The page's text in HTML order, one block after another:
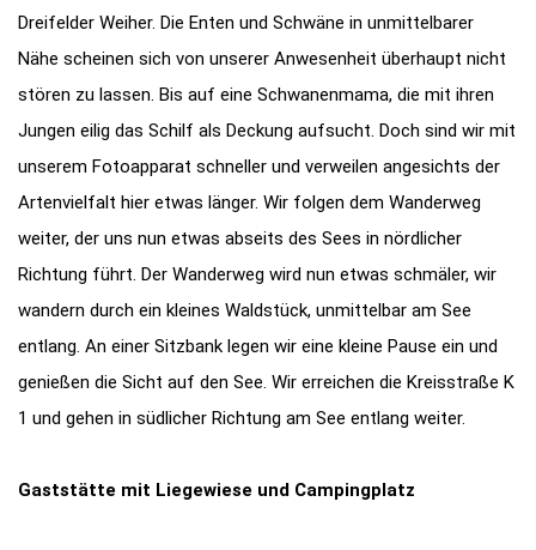
Dreifelder Weiher. Die Enten und Schwäne in unmittelbarer
Nähe scheinen sich von unserer Anwesenheit überhaupt nicht
stören zu lassen. Bis auf eine Schwanenmama, die mit ihren
Jungen eilig das Schilf als Deckung aufsucht. Doch sind wir mit
unserem Fotoapparat schneller und verweilen angesichts der
Artenvielfalt hier etwas länger. Wir folgen dem Wanderweg
weiter, der uns nun etwas abseits des Sees in nördlicher
Richtung führt. Der Wanderweg wird nun etwas schmäler, wir
wandern durch ein kleines Waldstück, unmittelbar am See
entlang. An einer Sitzbank legen wir eine kleine Pause ein und
genießen die Sicht auf den See. Wir erreichen die Kreisstraße K
1 und gehen in südlicher Richtung am See entlang weiter.
Gaststätte mit Liegewiese und Campingplatz